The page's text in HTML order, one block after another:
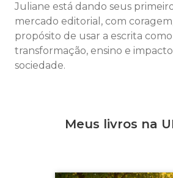
Juliane está dando seus
mercado editorial, com
propósito de usar a escrita
transformação, ensino e
sociedade.
Meus livros na